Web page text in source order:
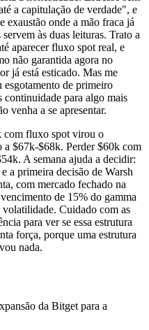
a capitulação de verdade", e
exaustão onde a mão fraca já
às duas leituras. Trato a
aparecer fluxo spot real, e
não garantida agora no
já está esticado. Mas me
esgotamento de primeiro
continuidade para algo mais
venha a se apresentar.
com fluxo spot virou o
a $67k-$68k. Perder $60k com
A semana ajuda a decidir:
a primeira decisão de Warsh
com mercado fechado na
de 15% do gamma
Cuidado com as
para ver se essa estrutura
força, porque uma estrutura
nada.
da Bitget para a